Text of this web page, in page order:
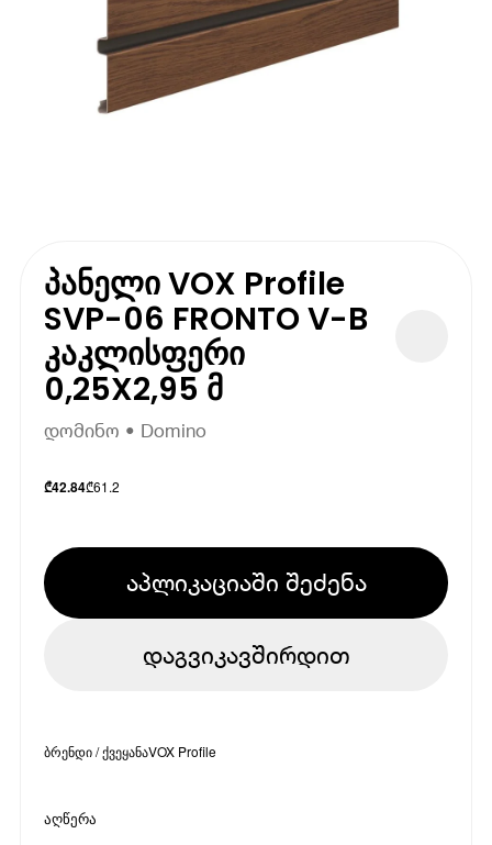
პანელი VOX Profile
SVP-06 FRONTO V-B
კაკლისფერი
0,25X2,95 მ
დომინო • Domino
₾42.84₾61.2
აპლიკაციაში შეძენა
დაგვიკავშირდით
ბრენდი / ქვეყანაVOX Profile
აღწერა